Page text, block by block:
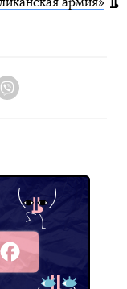
армия».